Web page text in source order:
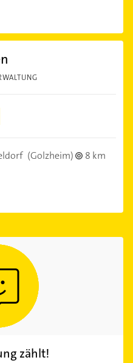
(Golzheim)
8 km
zählt!